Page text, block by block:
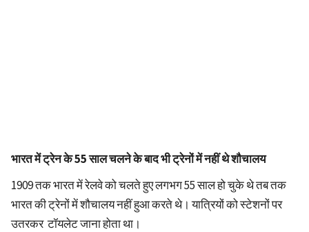
भारत में ट्रेन के 55 साल चलने के बाद भी ट्रेनों में नहीं थे शौचालय
1909 तक भारत में रेलवे को चलते हुए लगभग 55 साल हो चुके थे तब तक
भारत की ट्रेनों में शौचालय नहीं हुआ करते थे। यात्रियों को स्टेशनों पर
उतरकर टॉयलेट जाना होता था।